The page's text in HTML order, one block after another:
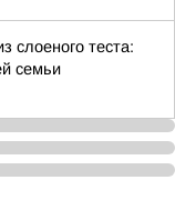
слоеного теста:
семьи